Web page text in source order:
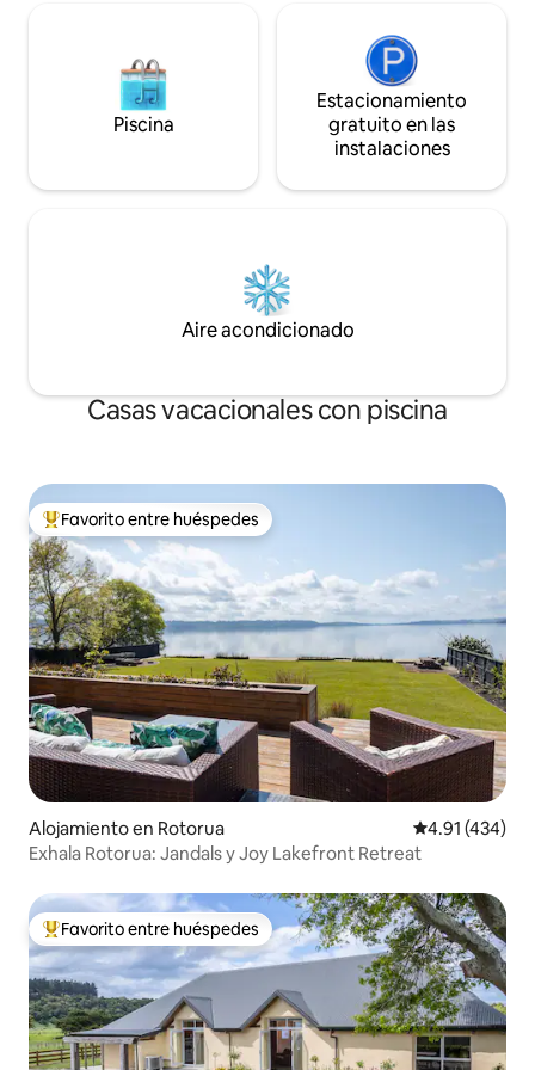
Piscina
Estacionamiento
gratuito en las
instalaciones
Aire acondicionado
Casas vacacionales con piscina
Favorito entre huéspedes preferido
Favorito entre huéspedes
Alojamiento en Rotorua Calificación
4.91 (434)
Exhala Rotorua: Jandals y Joy Lakefront Retreat
Favorito entre huéspedes preferido
Favorito entre huéspedes